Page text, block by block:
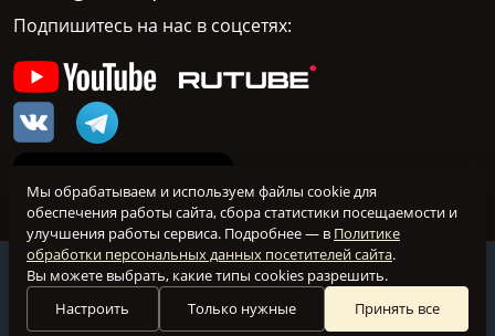
Подпишитесь на нас в соцсетях:
@ grill-bbq.ru 2026 Все права защищены
Настройка куки
Мы обрабатываем и используем файлы cookie для
обеспечения работы сайта, сбора статистики посещаемости и
улучшения работы сервиса. Подробнее — в Политике
обработки персональных данных посетителей сайта.
Вы можете выбрать, какие типы cookies разрешить.
Настроить
Только нужные Принять все